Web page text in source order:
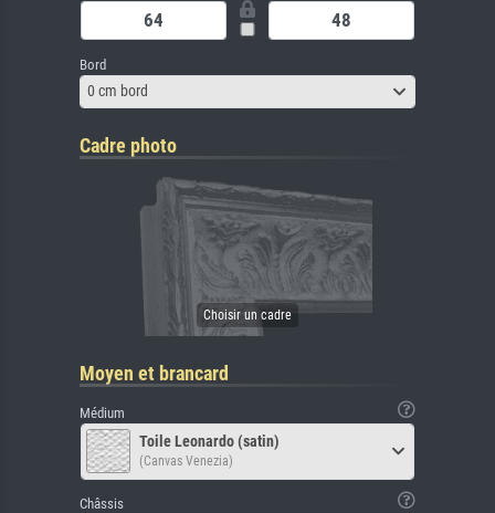
Bord
0 cm bord
Cadre photo
Moyen et brancard
Médium
Toile Leonardo (satin)
(Canvas Venezia)
Châssis